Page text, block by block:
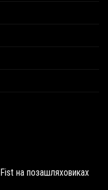
на позашляховиках